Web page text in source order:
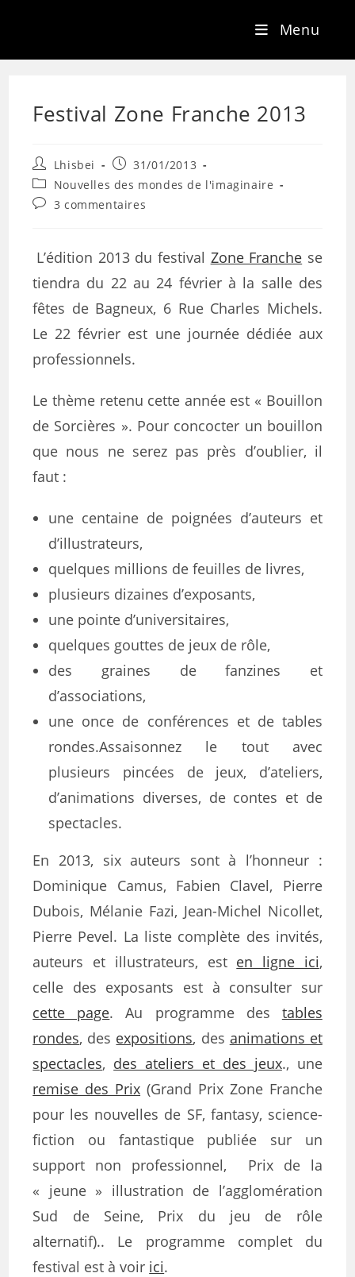
Menu
Festival Zone Franche 2013
Lhisbei
31/01/2013
Nouvelles des mondes de l'imaginaire
3 commentaires
L’édition 2013 du festival Zone Franche se
tiendra du 22 au 24 février à la salle des
fêtes de Bagneux, 6 Rue Charles Michels.
Le 22 février est une journée dédiée aux
professionnels.
Le thème retenu cette année est « Bouillon
de Sorcières ». Pour concocter un bouillon
que nous ne serez pas près d’oublier, il
faut :
une centaine de poignées d’auteurs et
d’illustrateurs,
quelques millions de feuilles de livres,
plusieurs dizaines d’exposants,
une pointe d’universitaires,
quelques gouttes de jeux de rôle,
des graines de fanzines et
d’associations,
une once de conférences et de tables
rondes.Assaisonnez le tout avec
plusieurs pincées de jeux, d’ateliers,
d’animations diverses, de contes et de
spectacles.
En 2013, six auteurs sont à l’honneur :
Dominique Camus, Fabien Clavel, Pierre
Dubois, Mélanie Fazi, Jean-Michel Nicollet,
Pierre Pevel. La liste complète des invités,
auteurs et illustrateurs, est en ligne ici,
celle des exposants est à consulter sur
cette page. Au programme des tables
rondes, des expositions, des animations et
spectacles, des ateliers et des jeux., une
remise des Prix (Grand Prix Zone Franche
pour les nouvelles de SF, fantasy, science-
fiction ou fantastique publiée sur un
support non professionnel, Prix de la
« jeune » illustration de l’agglomération
Sud de Seine, Prix du jeu de rôle
alternatif).. Le programme complet du
festival est à voir ici.